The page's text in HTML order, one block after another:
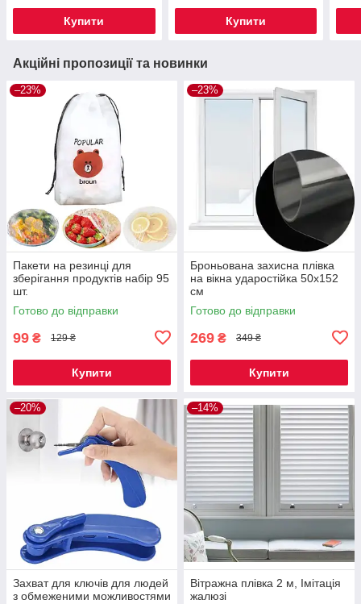
Купити Купити
Акційні пропозиції та новинки
–23%
Пакети на резинці для
зберігання продуктів набір 95
шт.
Готово до відправки
99 ₴ 129 ₴
Купити
–23%
Броньована захисна плівка
на вікна ударостійка 50x152
см
Готово до відправки
269 ₴ 349 ₴
Купити
–20%
Захват для ключів для людей
з обмеженими можливостями
–14%
Вітражна плівка 2 м, Імітація
жалюзі